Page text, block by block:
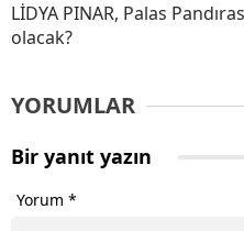
LİDYA PINAR, Palas
olacak?
YORUMLAR
Bir yanıt yazın
Yorum *